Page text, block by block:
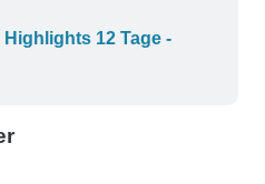
12 Tage -